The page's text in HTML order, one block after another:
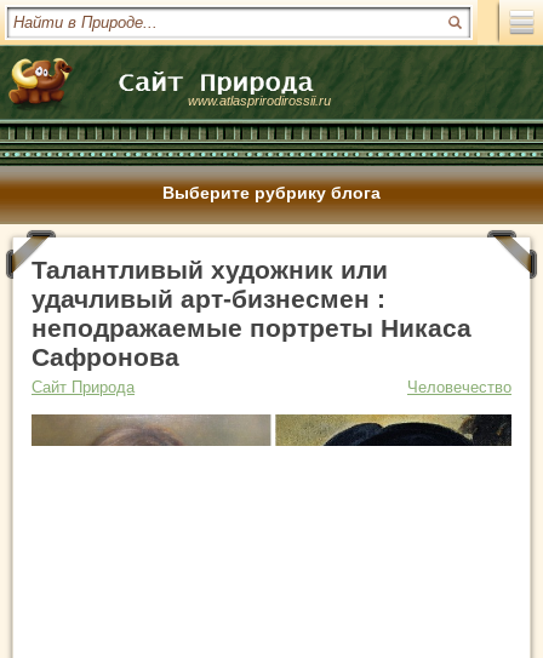
www.atlasprirodirossii.ru
Выберите рубрику блога
Талантливый художник или
удачливый арт-бизнесмен :
неподражаемые портреты Никаса
Сафронова
Сайт Природа Человечество